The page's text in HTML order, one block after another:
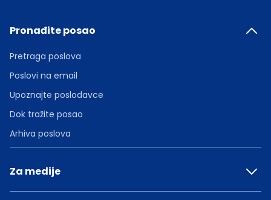
Pronađite posao
Pretraga poslova
Poslovi na email
Upoznajte poslodavce
Dok tražite posao
Arhiva poslova
Za medije